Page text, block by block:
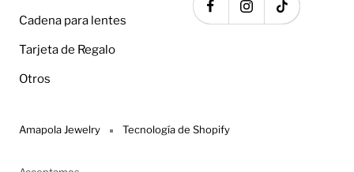
Cadena para lentes
Tarjeta de Regalo
Otros
Amapola Jewelry Tecnología de Shopify